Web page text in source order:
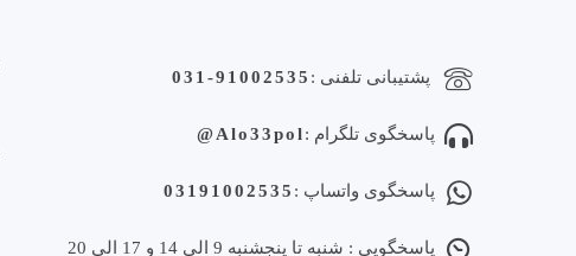
پشتیبانی تلفنی : 031-91002535
پاسخگوی تلگرام :Alo33pol@
پاسخگوی واتساپ : 03191002535
پاسخگویی : شنبه تا پنجشنبه 9 الی 14 و 17 الی 20